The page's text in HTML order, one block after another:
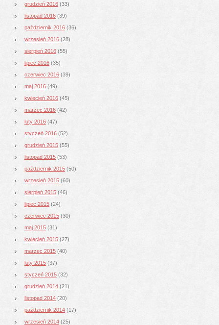
grudzień 2016 (33)
listopad 2016 (39)
październik 2016 (36)
wrzesień 2016 (28)
sierpień 2016 (55)
lipiec 2016 (35)
czerwiec 2016 (39)
maj 2016 (49)
kwiecień 2016 (45)
marzec 2016 (42)
luty 2016 (47)
styczeń 2016 (52)
grudzień 2015 (55)
listopad 2015 (53)
październik 2015 (50)
wrzesień 2015 (60)
sierpień 2015 (46)
lipiec 2015 (24)
czerwiec 2015 (30)
maj 2015 (31)
kwiecień 2015 (27)
marzec 2015 (40)
luty 2015 (37)
styczeń 2015 (32)
grudzień 2014 (21)
listopad 2014 (20)
październik 2014 (17)
wrzesień 2014 (25)